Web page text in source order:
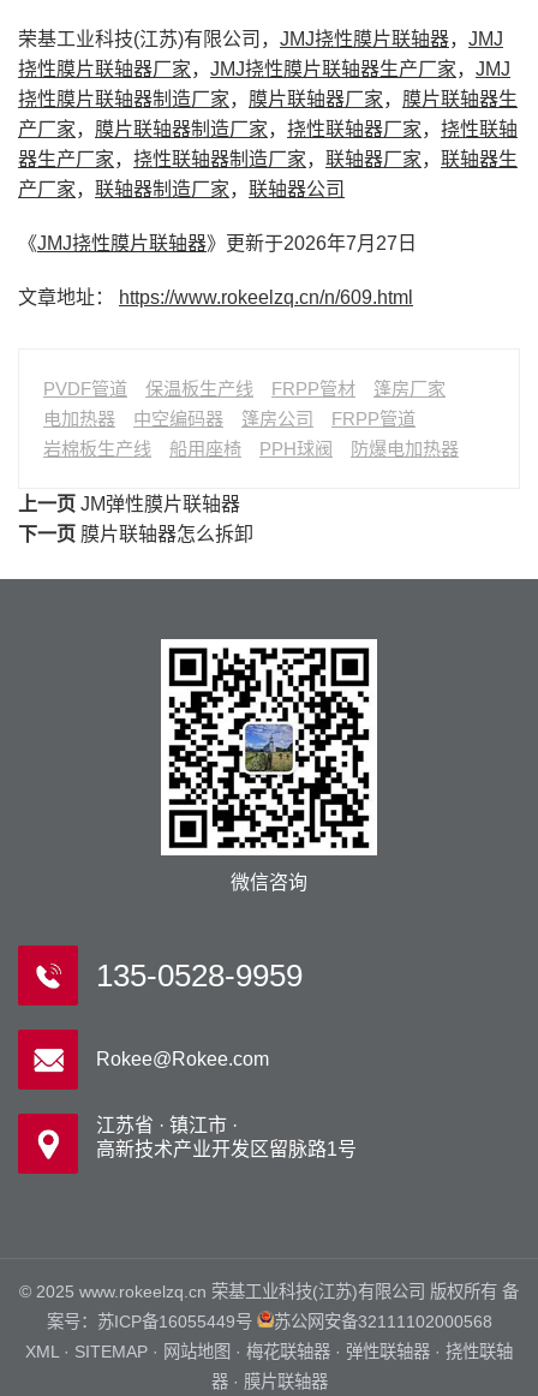
荣基工业科技(江苏)有限公司， JMJ挠性膜片联轴器， JMJ
挠性膜片联轴器厂家， JMJ挠性膜片联轴器生产厂家， JMJ
挠性膜片联轴器制造厂家， 膜片联轴器厂家， 膜片联轴器生
产厂家， 膜片联轴器制造厂家， 挠性联轴器厂家， 挠性联轴
器生产厂家， 挠性联轴器制造厂家， 联轴器厂家， 联轴器生
产厂家， 联轴器制造厂家， 联轴器公司
《JMJ挠性膜片联轴器》更新于2026年7月27日
文章地址： https://www.rokeelzq.cn/n/609.html
PVDF管道 保温板生产线 FRPP管材
篷房厂家
电加热器
中空编码器 篷房公司
FRPP管道
岩棉板生产线
船用座椅 PPH球阀 防爆电加热器
上一页 JM弹性膜片联轴器
下一页 膜片联轴器怎么拆卸
微信咨询
135-0528-9959
Rokee@Rokee.com
江苏省 · 镇江市 ·
高新技术产业开发区留脉路1号
© 2025 www.rokeelzq.cn 荣基工业科技(江苏)有限公司 版权所有 备
案号： 苏ICP备16055449号
苏公网安备32111102000568
XML · SITEMAP · 网站地图 · 梅花联轴器 · 弹性联轴器 · 挠性联轴
器 · 膜片联轴器